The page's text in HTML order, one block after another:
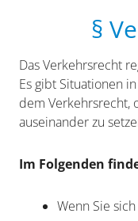
§
Das Verkehrsrecht
Es gibt Situationen
dem Verkehrsrecht,
auseinander zu
Im Folgenden
Wenn Sie